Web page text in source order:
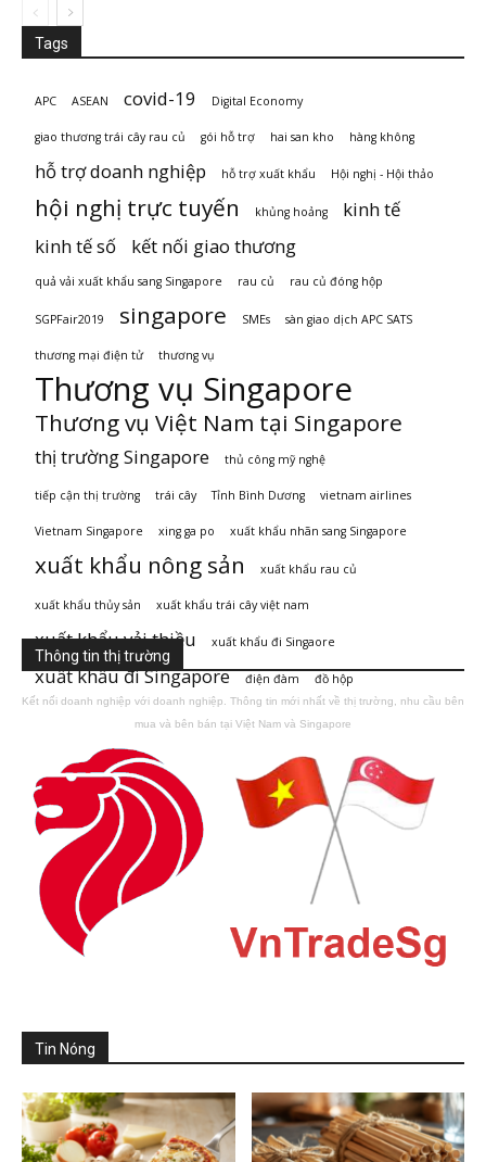
Tags
APC ASEAN covid-19 Digital Economy
giao thương trái cây rau củ gói hỗ trợ hai san kho hàng không
hỗ trợ doanh nghiệp hỗ trợ xuất khẩu Hội nghị - Hội thảo
hội nghị trực tuyến khủng hoảng
kinh tế
kinh tế số
kết nối giao thương
quả vải xuất khẩu sang Singapore rau củ rau củ đóng hộp
SGPFair2019 singapore SMEs sàn giao dịch APC SATS
thương mại điện tử thương vụ
Thương vụ Singapore
Thương vụ Việt Nam tại Singapore
thị trường Singapore thủ công mỹ nghệ
tiếp cận thị trường trái cây Tỉnh Bình Dương vietnam airlines
Vietnam Singapore xing ga po xuất khẩu nhãn sang Singapore
xuất khẩu nông sản xuất khẩu rau củ
xuất khẩu thủy sản xuất khẩu trái cây việt nam
xuất khẩu vải thiều xuất khẩu đi Singaore
xuất khẩu đi Singapore điện đàm đồ hộp
Thông tin thị trường
Kết nối doanh nghiệp với doanh nghiệp. Thông tin mới nhất về thị trường, nhu cầu bên
mua và bên bán tại Việt Nam và Singapore
Tin Nóng